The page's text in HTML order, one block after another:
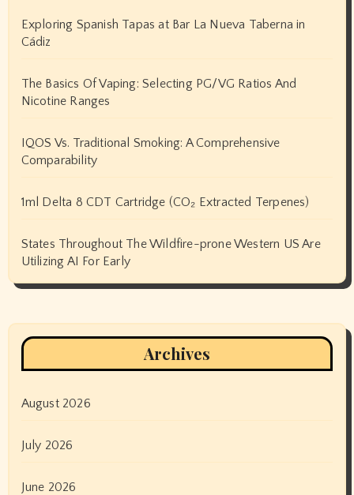
Exploring Spanish Tapas at Bar La Nueva Taberna in
Cádiz
The Basics Of Vaping: Selecting PG/VG Ratios And
Nicotine Ranges
IQOS Vs. Traditional Smoking: A Comprehensive
Comparability
1ml Delta 8 CDT Cartridge (CO₂ Extracted Terpenes)
States Throughout The Wildfire-prone Western US Are
Utilizing AI For Early
Archives
August 2026
July 2026
June 2026